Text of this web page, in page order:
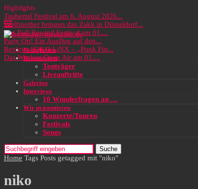
Highlights
Taubertal Festival am 6. August 2026...
Wolfmother bringen das Zakk in Düsseldorf...
Das Full Rewind Festival am 01....
Party On! Ein Ausflug auf den...
Review: SOKO LiNX – „Punk Für...
Das Wacken Open Air am 01....
Neuigkeiten
Rezensionen
Tonträger
Liveauftritte
Galerien
Interviews
10 Wunderfragen an …
Wir präsentieren
Konzerte/Touren
Festivals
Songs
Suche
Home Tags Posts getagged mit "niko"
niko